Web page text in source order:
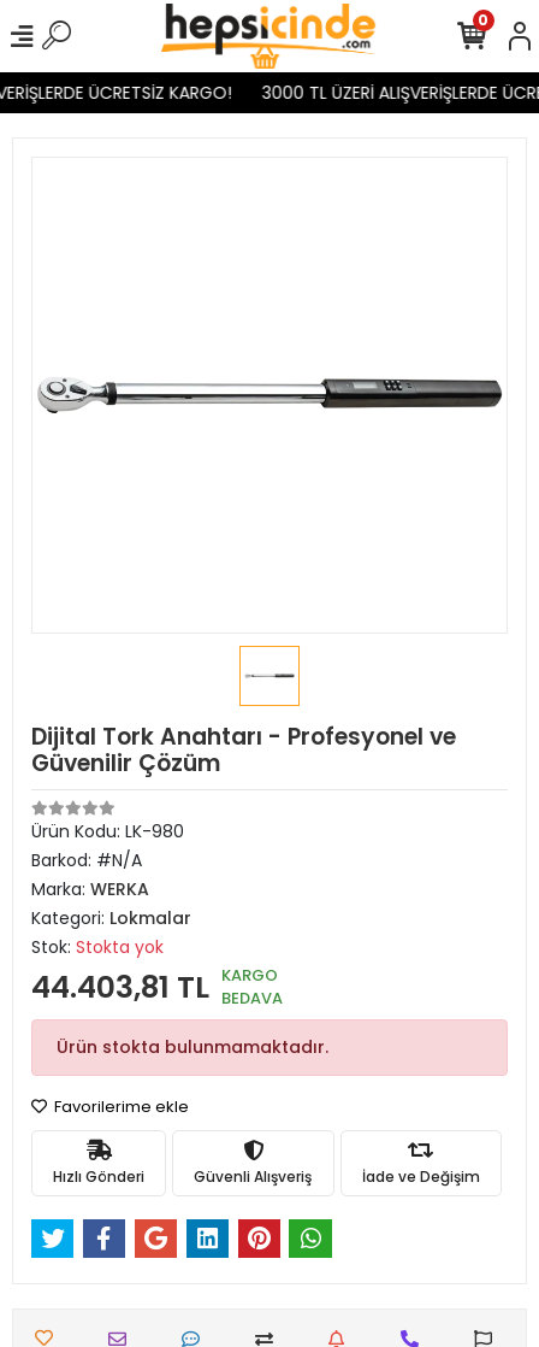
ÜCRETSİZ KARGO! 3000 TL ÜZERİ ALIŞVERİŞLERDE
0
Dijital Tork Anahtarı - Profesyonel ve
Güvenilir Çözüm
Ürün Kodu: LK-980
Barkod: #N/A
Marka: WERKA
Kategori: Lokmalar
Stok: Stokta yok
44.403,81 TL KARGO
BEDAVA
Ürün stokta bulunmamaktadır.
Favorilerime ekle
Hızlı Gönderi Güvenli Alışveriş İade ve Değişim